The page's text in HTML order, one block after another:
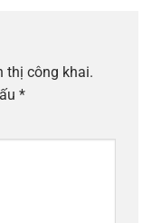
thị công khai.
*